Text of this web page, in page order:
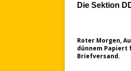
Die Sektion
Roter Morgen,
dünnem Papiert
Briefversand.